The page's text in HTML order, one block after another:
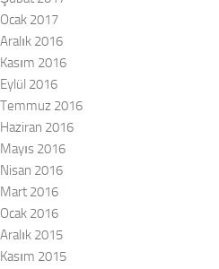
Ocak 2017
Aralık 2016
Kasım 2016
Eylül 2016
Temmuz 2016
Haziran 2016
Mayıs 2016
Nisan 2016
Mart 2016
Ocak 2016
Aralık 2015
Kasım 2015